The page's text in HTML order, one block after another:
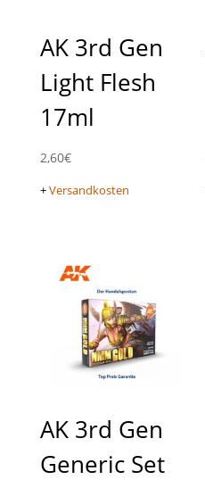
AK 3rd Gen
Light Flesh
17ml
2,60€
+Versandkosten
AK 3rd Gen
Generic Set